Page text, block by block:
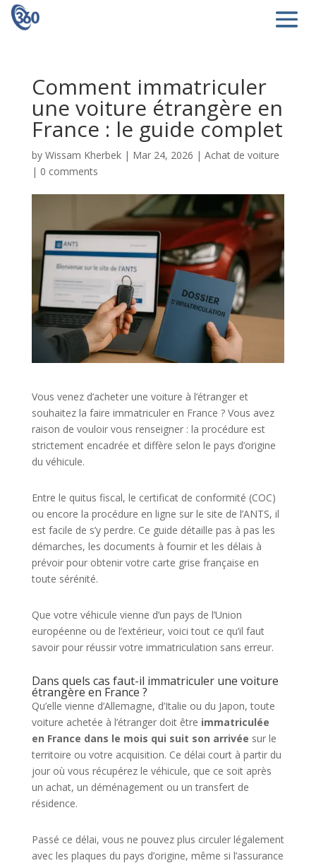
Comment immatriculer
une voiture étrangère en
France : le guide complet
by Wissam Kherbek| Mar 24, 2026 | Achat de voiture
| 0 comments
Vous venez d’acheter une voiture à l’étranger et
souhaitez la faire immatriculer en France ? Vous avez
raison de vouloir vous renseigner : la procédure est
strictement encadrée et diffère selon le pays d’origine
du véhicule.
Entre le quitus fiscal, le certificat de conformité (COC)
ou encore la procédure en ligne sur le site de l’ANTS, il
est facile de s’y perdre. Ce guide détaille pas à pas les
démarches, les documents à fournir et les délais à
prévoir pour obtenir votre carte grise française en
toute sérénité.
Que votre véhicule vienne d’un pays de l’Union
européenne ou de l’extérieur, voici tout ce qu’il faut
savoir pour réussir votre immatriculation sans erreur.
Dans quels cas faut-il immatriculer une voiture
étrangère en France ?
Qu’elle vienne d’Allemagne, d’Italie ou du Japon, toute
voiture achetée à l’étranger doit être immatriculée
en France dans le mois qui suit son arrivée sur le
territoire ou votre acquisition. Ce délai court à partir du
jour où vous récupérez le véhicule, que ce soit après
un achat, un déménagement ou un transfert de
résidence.
Passé ce délai, vous ne pouvez plus circuler légalement
avec les plaques du pays d’origine, même si l’assurance